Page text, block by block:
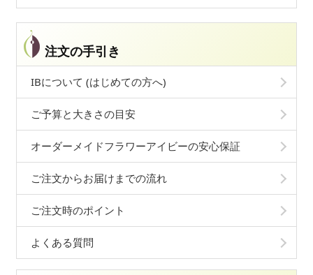
注文の手引き
IBについて (はじめての方へ)
ご予算と大きさの目安
オーダーメイドフラワーアイビーの安心保証
ご注文からお届けまでの流れ
ご注文時のポイント
よくある質問